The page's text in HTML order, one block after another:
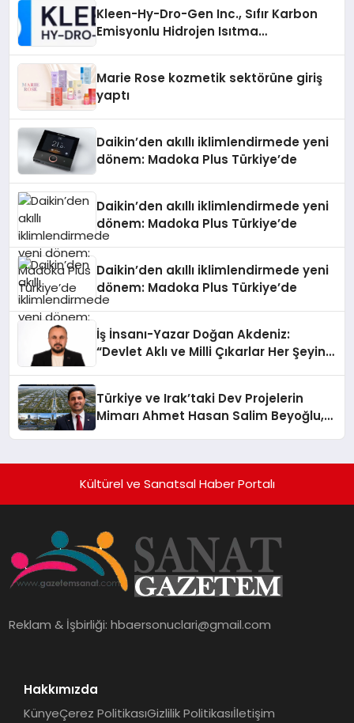
Kleen-Hy-Dro-Gen Inc., Sıfır Karbon
Emisyonlu Hidrojen Isıtma
Marie Rose kozmetik sektörüne giriş
yaptı
Daikin’den akıllı iklimlendirmede yeni
dönem: Madoka Plus Türkiye’de
Daikin’den akıllı iklimlendirmede yeni
dönem: Madoka Plus Türkiye’de
Daikin’den akıllı iklimlendirmede yeni
dönem: Madoka Plus Türkiye’de
İş İnsanı-Yazar Doğan Akdeniz:
“Devlet Aklı ve Milli Çıkarlar Her Şeyin
Türkiye ve Irak’taki Dev Projelerin
Mimarı Ahmet Hasan Salim Beyoğlu,
Hayata Geçirecek
Kültürel ve Sanatsal Haber Portalı
Reklam & İşbirliği:hbaersonuclari@gmail.com
Hakkımızda
KünyeÇerez PolitikasıGizlilik Politikasıİletişim